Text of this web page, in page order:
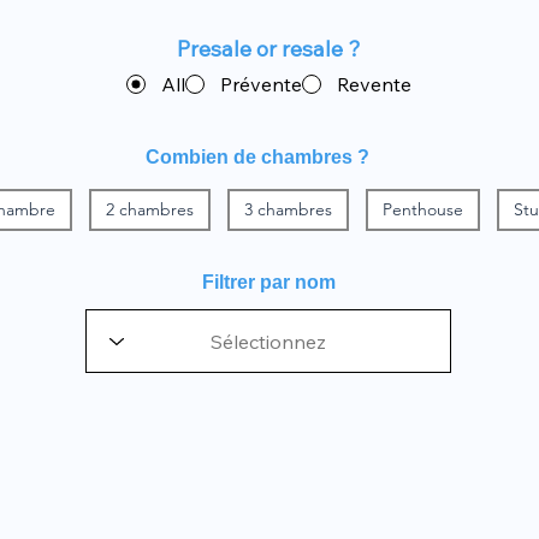
Presale or resale ?
All Prévente Revente
Combien de chambres ?
2 chambres 3 chambres Penthouse
Filtrer par nom